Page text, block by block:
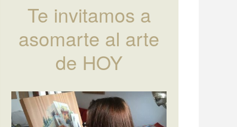
Te invitamos a
asomarte al arte
de HOY